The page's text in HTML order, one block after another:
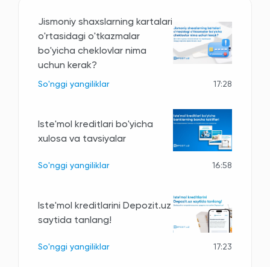
Jismoniy shaxslarning kartalari
o'rtasidagi o'tkazmalar
bo'yicha cheklovlar nima
uchun kerak?
So'nggi yangiliklar 17:28
Iste'mol kreditlari bo'yicha
xulosa va tavsiyalar
So'nggi yangiliklar 16:58
Iste'mol kreditlarini Depozit.uz
saytida tanlang!
So'nggi yangiliklar 17:23